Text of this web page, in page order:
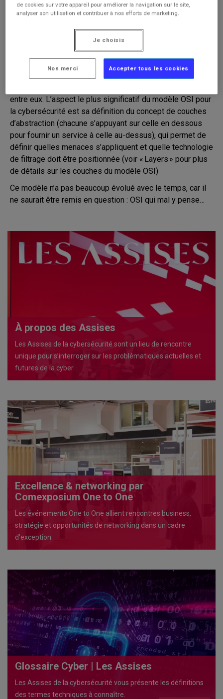
ESPACE
PERSONNEL
Le modèle OSI (Open Systems Interconnection) est un
entre eux. L’aspect le plus significatif du modèle OSI pour
la cybersécurité est sa définition du concept de couches
d’abstraction (chacune s’appuyant sur celle en dessous
pour fournir un service à celle au-dessus), qui permet de
définir quelles menaces s’appliquent et quelle technologie
de filtrage doit être positionnée (voir « Layers » pour plus
de détails sur les couches du modèle OSI)
Ce modèle n’a pas beaucoup évolué avec le temps, car il
ne saurait être remis en question : OSI qui mal y pense…
À propos des Assises
Les Assises de la cybersécurité sont un lieu de rencontre
unique pour s’interroger sur les problématiques actuelles et
futures de la cyber.
Excellence & networking par
Comexposium One to One
Les événements One to One allient rencontres business,
stratégie et opportunités de networking dans un cadre
d'exception.
Glossaire Cyber | Les Assises
Les Assises de la cybersécurité vous présente les définitions
des termes techniques à connaître.
de cookies sur votre appareil pour améliorer la navigation sur le site,
analyser son utilisation et contribuer à nos efforts de marketing.
Je choisis
Non merci Accepter tous les cookies